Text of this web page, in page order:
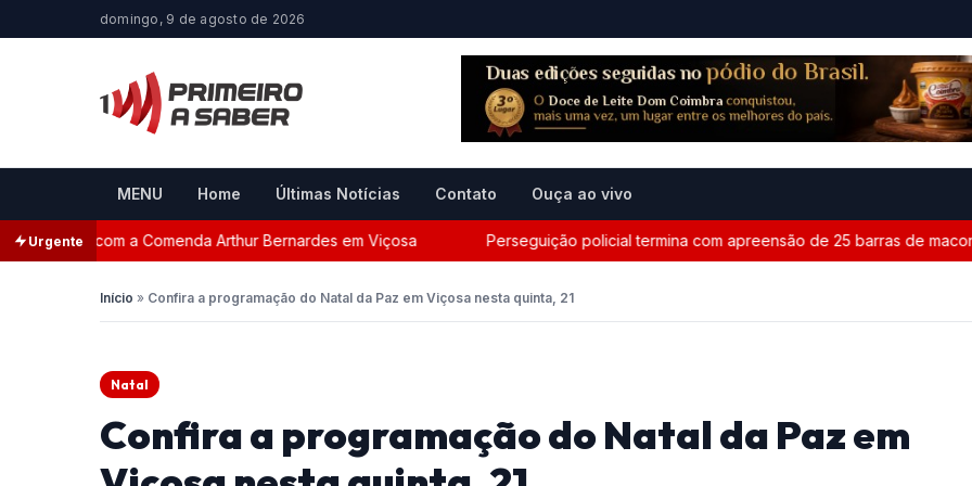
domingo, 9 de agosto de 2026
MENU Home Últimas Notícias Contato Ouça ao vivo
Urgentecom a Comenda Arthur Bernardes em Viçosa Perseguição policial termina com apreensão de 25 barras de
Início » Confira a programação do Natal da Paz em Viçosa nesta quinta, 21
Natal
Confira a programação do Natal da Paz em